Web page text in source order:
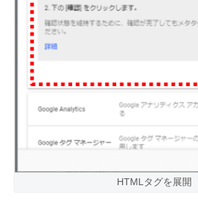
HTMLタグを展開